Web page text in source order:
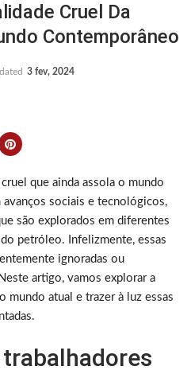
Cruel Da
Contemporâneo
3 fev, 2024
que ainda assola o mundo
sociais e tecnológicos,
são explorados em diferentes
petróleo. Infelizmente, essas
ignoradas ou
artigo, vamos explorar a
mundo atual e trazer à luz essas